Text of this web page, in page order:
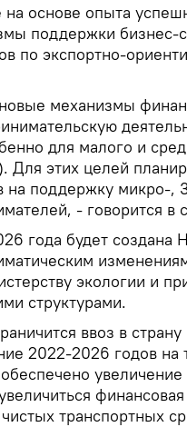
основе опыта
поддержки бизнес-
по экспортно-
механизмы
для малого и
этих целей
на поддержку микро-,
- говорится в
года будет создана
экологии и
структурами.
ввоз в
2022-2026 годов на
увеличение
транспортных